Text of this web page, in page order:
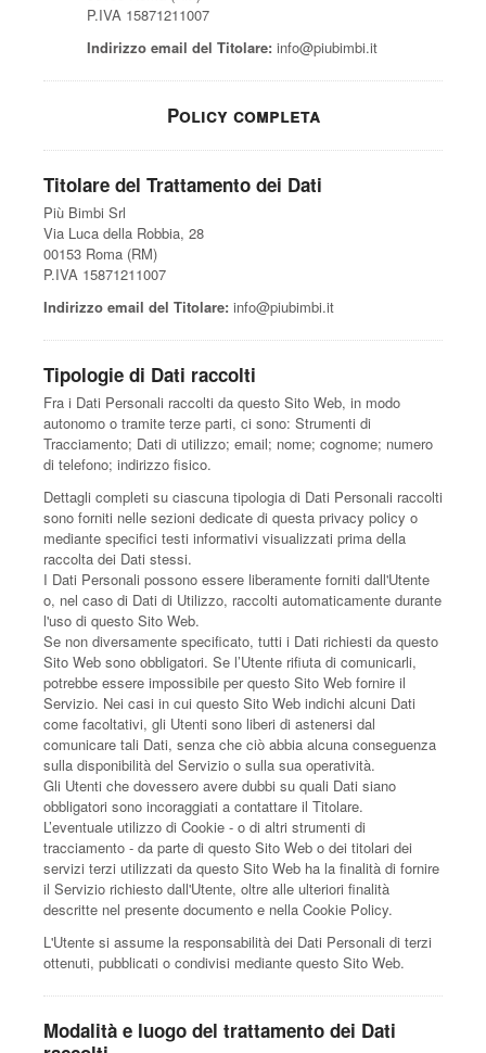
P.IVA 15871211007
Indirizzo email del Titolare: info@piubimbi.it
Policy completa
Titolare del Trattamento dei Dati
Più Bimbi Srl
Via Luca della Robbia, 28
00153 Roma (RM)
P.IVA 15871211007
Indirizzo email del Titolare: info@piubimbi.it
Tipologie di Dati raccolti
Fra i Dati Personali raccolti da questo Sito Web, in modo
autonomo o tramite terze parti, ci sono: Strumenti di
Tracciamento; Dati di utilizzo; email; nome; cognome; numero
di telefono; indirizzo fisico.
Dettagli completi su ciascuna tipologia di Dati Personali raccolti
sono forniti nelle sezioni dedicate di questa privacy policy o
mediante specifici testi informativi visualizzati prima della
raccolta dei Dati stessi.
I Dati Personali possono essere liberamente forniti dall'Utente
o, nel caso di Dati di Utilizzo, raccolti automaticamente durante
l'uso di questo Sito Web.
Se non diversamente specificato, tutti i Dati richiesti da questo
Sito Web sono obbligatori. Se l’Utente rifiuta di comunicarli,
potrebbe essere impossibile per questo Sito Web fornire il
Servizio. Nei casi in cui questo Sito Web indichi alcuni Dati
come facoltativi, gli Utenti sono liberi di astenersi dal
comunicare tali Dati, senza che ciò abbia alcuna conseguenza
sulla disponibilità del Servizio o sulla sua operatività.
Gli Utenti che dovessero avere dubbi su quali Dati siano
obbligatori sono incoraggiati a contattare il Titolare.
L’eventuale utilizzo di Cookie - o di altri strumenti di
tracciamento - da parte di questo Sito Web o dei titolari dei
servizi terzi utilizzati da questo Sito Web ha la finalità di fornire
il Servizio richiesto dall'Utente, oltre alle ulteriori finalità
descritte nel presente documento e nella Cookie Policy.
L'Utente si assume la responsabilità dei Dati Personali di terzi
ottenuti, pubblicati o condivisi mediante questo Sito Web.
Modalità e luogo del trattamento dei Dati